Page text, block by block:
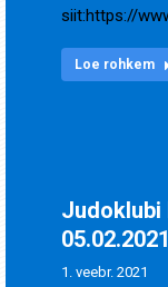
siit:https://
Loe rohkem
Judoklubi
05.02.2021
1. veebr. 2021